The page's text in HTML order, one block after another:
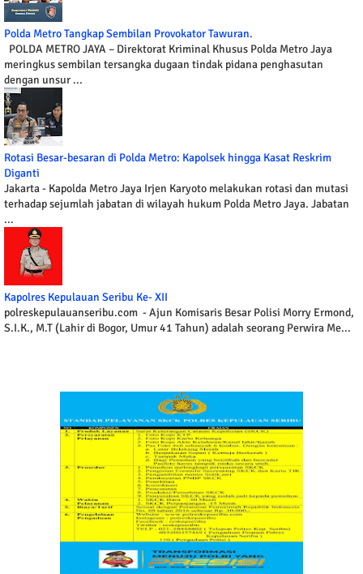
Polda Metro Tangkap Sembilan Provokator Tawuran.
POLDA METRO JAYA – Direktorat Kriminal Khusus Polda Metro Jaya
meringkus sembilan tersangka dugaan tindak pidana penghasutan
dengan unsur ...
Rotasi Besar-besaran di Polda Metro: Kapolsek hingga Kasat Reskrim
Diganti
Jakarta - Kapolda Metro Jaya Irjen Karyoto melakukan rotasi dan mutasi
terhadap sejumlah jabatan di wilayah hukum Polda Metro Jaya. Jabatan
...
Kapolres Kepulauan Seribu Ke- XII
polreskepulauanseribu.com - Ajun Komisaris Besar Polisi Morry Ermond,
S.I.K., M.T (Lahir di Bogor, Umur 41 Tahun) adalah seorang Perwira Me...